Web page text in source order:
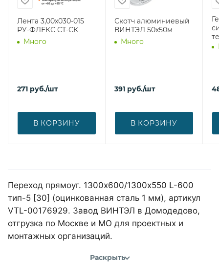
Лента 3,00х030-015
РУ-ФЛЕКС СТ-СК
Много
271 руб./шт
В КОРЗИНУ
Скотч алюминиевый
ВИНТЭЛ 50х50м
Много
391 руб./шт
В КОРЗИНУ
Переход прямоуг. 1300х600/1300х550 L-600
тип-5 [30] (оцинкованная сталь 1 мм), артикул
VTL-00176929. Завод ВИНТЭЛ в Домодедово,
отгрузка по Москве и МО для проектных и
монтажных организаций.
Раскрыть